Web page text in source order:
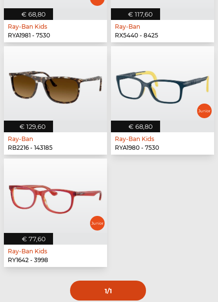
€ 68,80
Ray-Ban Kids
RYA1981 - 7530
€ 117,60
Ray-Ban
RX5440 - 8425
€ 129,60
Ray-Ban
RB2216 - 143185
€ 68,80
Ray-Ban Kids
RYA1980 - 7530
€ 77,60
Ray-Ban Kids
RY1642 - 3998
1/1